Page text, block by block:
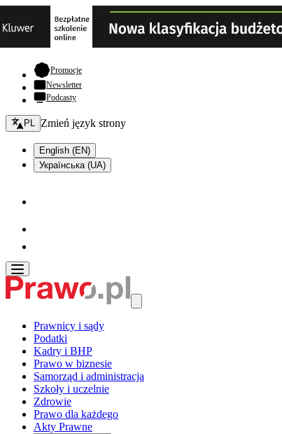
Promocje- otwiera się w nowej karcie
Newsletter
Podcasty
Zmień język - bieżący:
PL Zmień język strony
English (EN)
Українська (UA)
Prawnicy i sądy
Podatki
Kadry i BHP
Prawo w biznesie
Samorząd i administracja
Szkoły i uczelnie
Zdrowie
Prawo dla każdego
Akty Prawne